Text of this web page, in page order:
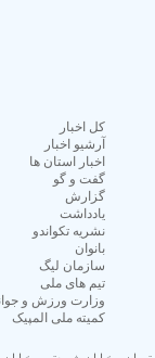
كل اخبار
آرشیو اخبار
اخبار استان ها
گفت و گو
گزارش
یادداشت
نشريه تكواندو
بانوان
سازمان ليگ
تیم های ملی
وزارت ورزش و
کمیته ملی المپیک